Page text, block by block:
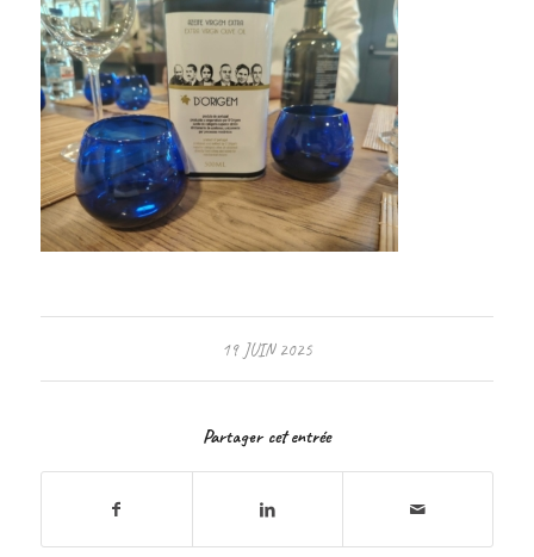
19 JUIN 2025
Partager cet entrée